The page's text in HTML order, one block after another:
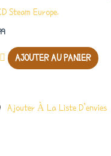
Steam Europe.
AJOUTER AU PANIER
Ajouter À La Liste D’envies